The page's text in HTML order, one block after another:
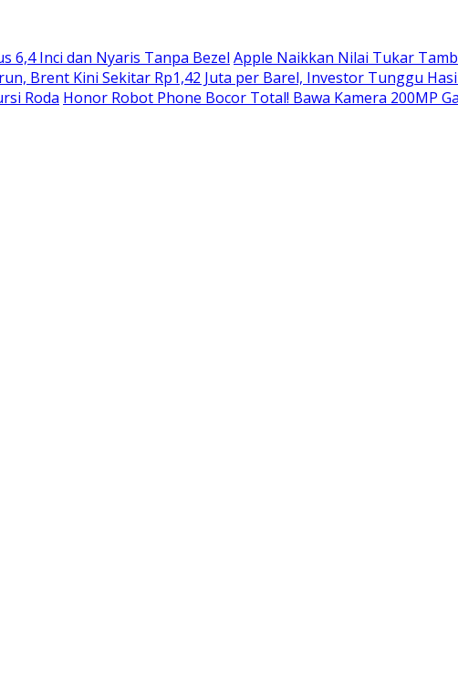
6,4 Inci dan Nyaris Tanpa Bezel Apple Naikkan Nilai Tukar
Brent Kini Sekitar Rp1,42 Juta per Barel, Investor Tunggu
Roda Honor Robot Phone Bocor Total! Bawa Kamera 200MP